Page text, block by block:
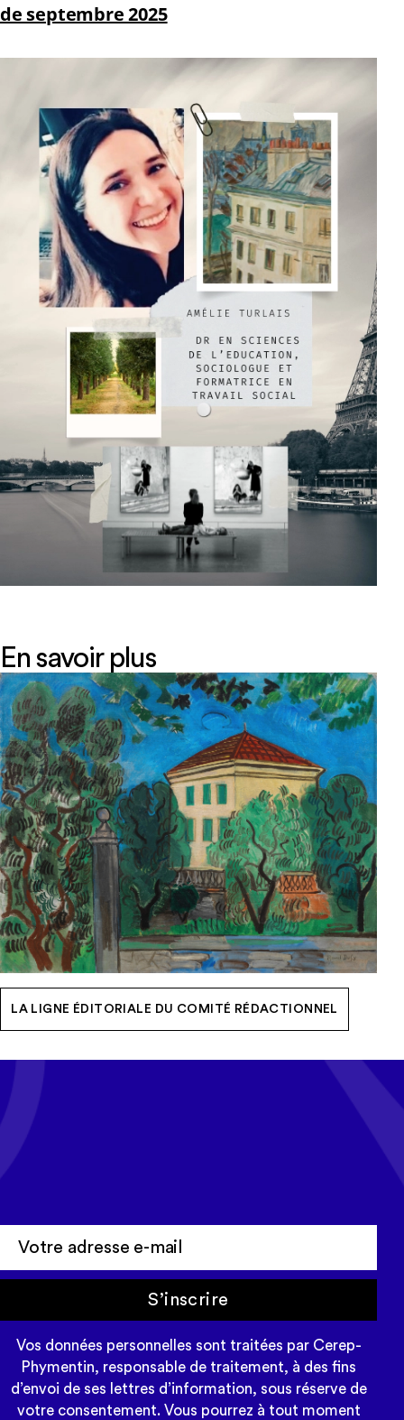
de septembre 2025
En savoir plus
LA LIGNE ÉDITORIALE DU COMITÉ RÉDACTIONNEL
Tous les mois, recevez l'actualité
S’inscrire
Vos données personnelles sont traitées par Cerep-
Phymentin, responsable de traitement, à des fins
d’envoi de ses lettres d’information, sous réserve de
votre consentement. Vous pourrez à tout moment